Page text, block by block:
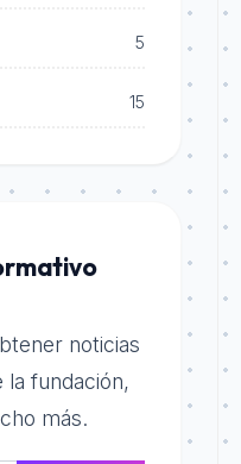
5
15
noticias
la fundación,
más.